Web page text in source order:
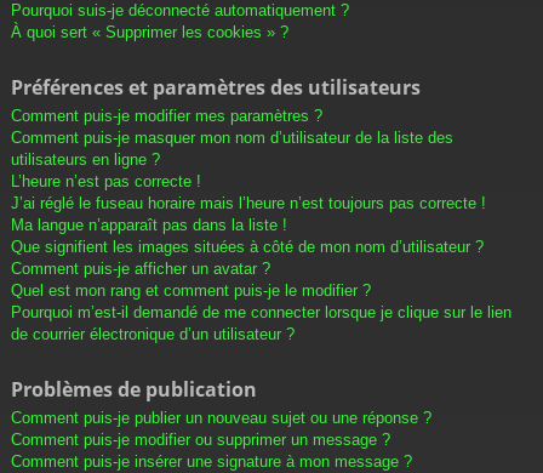
Pourquoi suis-je déconnecté automatiquement ?
À quoi sert « Supprimer les cookies » ?
Préférences et paramètres des utilisateurs
Comment puis-je modifier mes paramètres ?
Comment puis-je masquer mon nom d’utilisateur de la liste des
utilisateurs en ligne ?
L’heure n’est pas correcte !
J’ai réglé le fuseau horaire mais l’heure n’est toujours pas correcte !
Ma langue n’apparaît pas dans la liste !
Que signifient les images situées à côté de mon nom d’utilisateur ?
Comment puis-je afficher un avatar ?
Quel est mon rang et comment puis-je le modifier ?
Pourquoi m’est-il demandé de me connecter lorsque je clique sur le lien
de courrier électronique d’un utilisateur ?
Problèmes de publication
Comment puis-je publier un nouveau sujet ou une réponse ?
Comment puis-je modifier ou supprimer un message ?
Comment puis-je insérer une signature à mon message ?